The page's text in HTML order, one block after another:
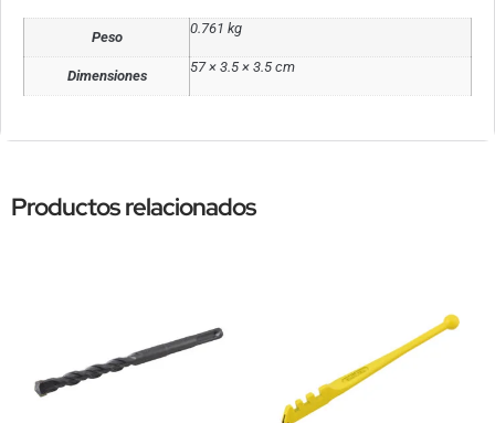
Peso
0.761 kg
Dimensiones
57 × 3.5 × 3.5 cm
Productos relacionados